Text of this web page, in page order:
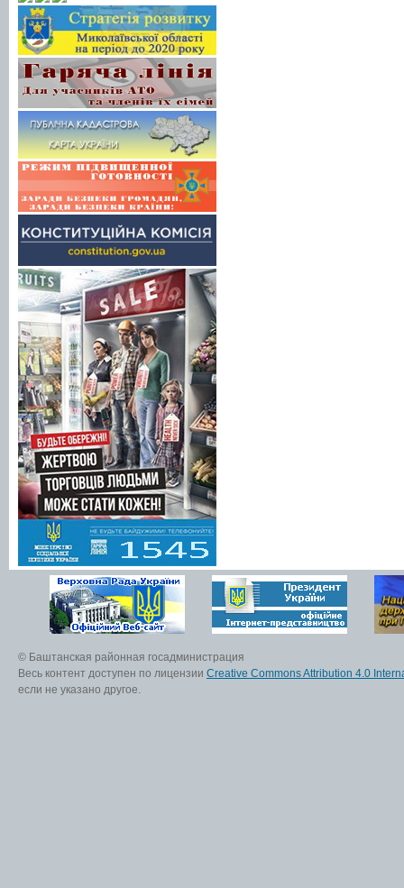
© Баштанская районная госадминистрация
Весь контент доступен по лицензии Creative Commons Attribution 4.0
если не указано другое.